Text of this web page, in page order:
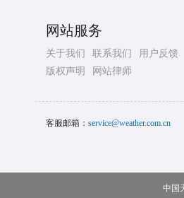
网站服务
关于我们 联系我们
用户反馈
版权声明
网站律师
客服邮箱： service@weather.com.cn
中国